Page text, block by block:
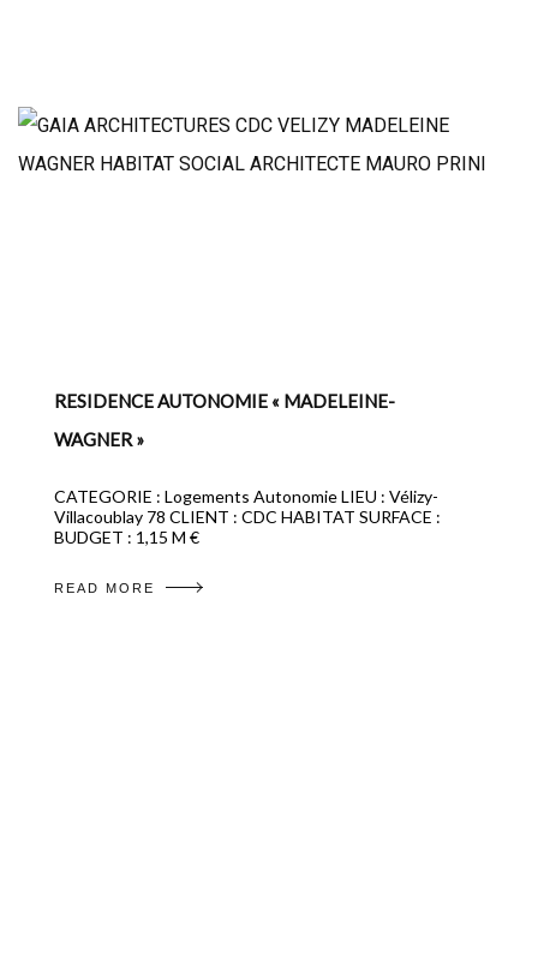
RESIDENCE AUTONOMIE « MADELEINE-
WAGNER »
CATEGORIE : Logements Autonomie LIEU : Vélizy-
Villacoublay 78 CLIENT : CDC HABITAT SURFACE :
BUDGET : 1,15 M €
READ MORE